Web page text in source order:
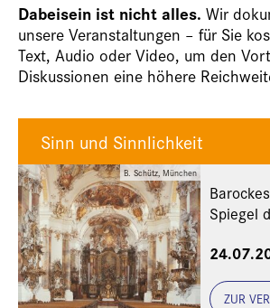
Dabeisein ist nicht alles. Wir
unsere Veranstaltungen – für Sie
Text, Audio oder Video, um den
Diskussionen eine höhere
B. Schütz, München
Sinn und Sinnlichkeit
Spiegel
ZUR